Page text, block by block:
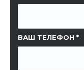
ВАШ ТЕЛЕФОН